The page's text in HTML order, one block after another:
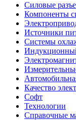
Силовые
Компоненты
Источники
Системы
Качество
Софт
Технологии
Справочные